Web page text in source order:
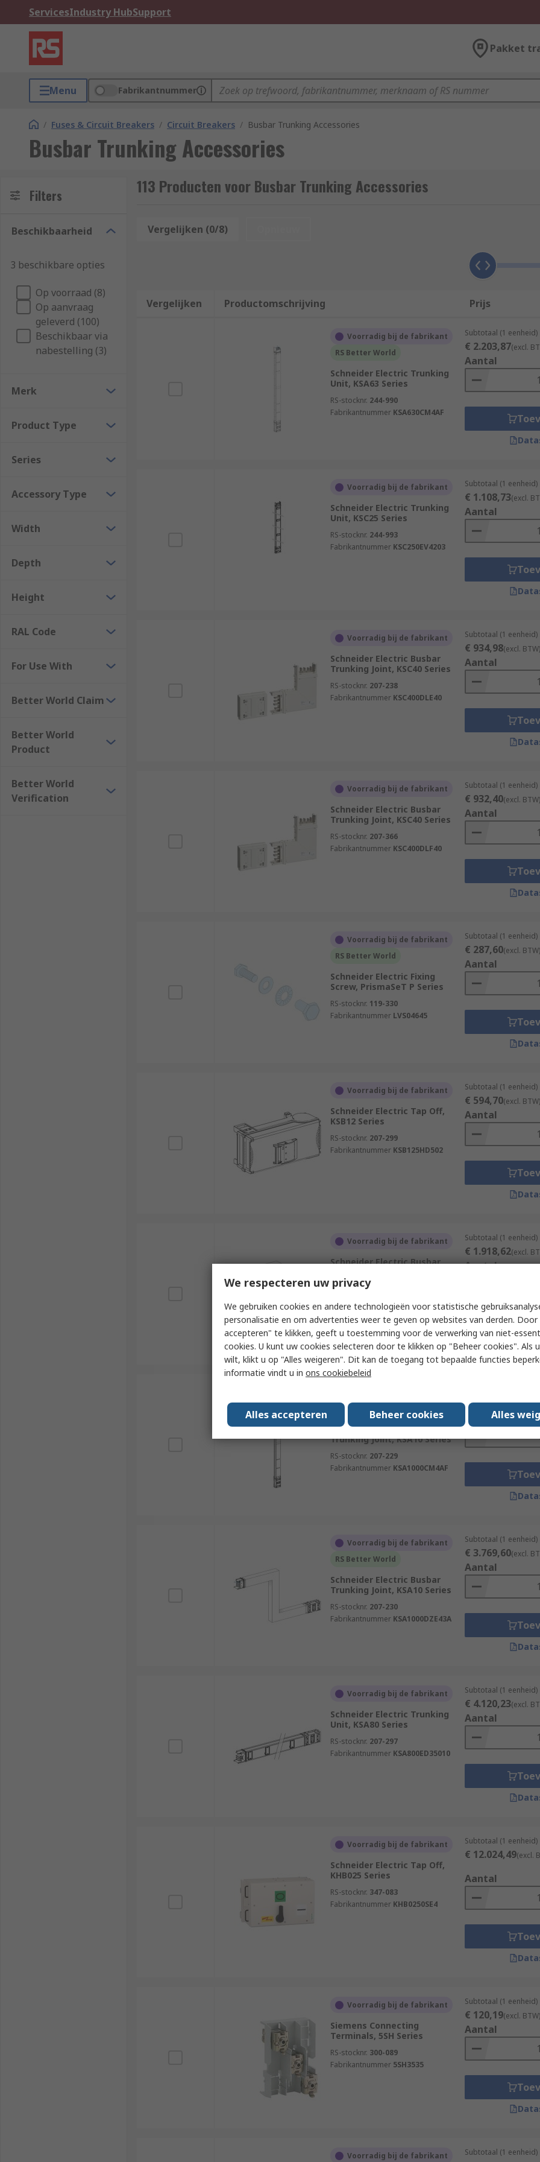
ServicesIndustry HubSupport
Pakket
Menu Fabrikantnummer
/ Fuses & Circuit Breakers / Circuit Breakers / Busbar Trunking Accessories
Busbar Trunking Accessories
Filters
Beschikbaarheid
3 beschikbare opties
Op voorraad (8)
Op aanvraag
geleverd (100)
Beschikbaar via
nabestelling (3)
Merk
Product Type
Series
Accessory Type
Width
Depth
Height
RAL Code
For Use With
Better World Claim
Better World
Product
Better World
Verification
113 Producten voor Busbar Trunking Accessories
Vergelijken (0/8)
Vergelijken Productomschrijving Prijs
Voorradig bij de fabrikant
RS Better World
Schneider Electric Trunking
Unit, KSA63 Series
RS-stocknr. 244-990
Fabrikantnummer KSA630CM4AF
Subtotaal (1 eenheid)
€ 2.203,87(excl.
Aantal
Voorradig bij de fabrikant
Schneider Electric Trunking
Unit, KSC25 Series
RS-stocknr. 244-993
Fabrikantnummer KSC250EV4203
Subtotaal (1 eenheid)
€ 1.108,73(excl.
Aantal
Voorradig bij de fabrikant
Schneider Electric Busbar
Trunking Joint, KSC40 Series
RS-stocknr. 207-238
Fabrikantnummer KSC400DLE40
Subtotaal (1 eenheid)
€ 934,98(excl. BTW)
Aantal
Voorradig bij de fabrikant
Schneider Electric Busbar
Trunking Joint, KSC40 Series
RS-stocknr. 207-366
Fabrikantnummer KSC400DLF40
Subtotaal (1 eenheid)
€ 932,40(excl. BTW)
Aantal
Voorradig bij de fabrikant
RS Better World
Schneider Electric Fixing
Screw, PrismaSeT P Series
RS-stocknr. 119-330
Fabrikantnummer LVS04645
Subtotaal (1 eenheid)
€ 287,60(excl. BTW)
Aantal
Voorradig bij de fabrikant
Schneider Electric Tap Off,
KSB12 Series
RS-stocknr. 207-299
Fabrikantnummer KSB125HD502
Subtotaal (1 eenheid)
€ 594,70(excl. BTW)
Aantal
Voorradig bij de fabrikant
Schneider Electric Busbar
RS-stocknr.207-301
Fabrikantnummer
KSC400DLC40
Subtotaal (1 eenheid)
€ 1.918,62(excl.
Aantal
RS Better World
Schneider Electric Busbar
Trunking Joint, KSA10 Series
RS-stocknr. 207-229
Fabrikantnummer KSA1000CM4AF
€ 3.054,25(excl.
Aantal
Voorradig bij de fabrikant
RS Better World
Schneider Electric Busbar
Trunking Joint, KSA10 Series
RS-stocknr. 207-230
Fabrikantnummer KSA1000DZE43A
Subtotaal (1 eenheid)
€ 3.769,60(excl.
Aantal
Voorradig bij de fabrikant
Schneider Electric Trunking
Unit, KSA80 Series
RS-stocknr. 207-297
Fabrikantnummer KSA800ED35010
Subtotaal (1 eenheid)
€ 4.120,23(excl.
Aantal
Voorradig bij de fabrikant
Schneider Electric Tap Off,
KHB025 Series
RS-stocknr. 347-083
Fabrikantnummer KHB0250SE4
Subtotaal (1 eenheid)
€ 12.024,49(excl.
Aantal
Voorradig bij de fabrikant
Siemens Connecting
Terminals, 5SH Series
RS-stocknr. 300-089
Fabrikantnummer 5SH3535
Subtotaal (1 eenheid)
€ 120,19(excl. BTW)
Aantal
Voorradig bij de fabrikant Subtotaal (1 eenheid)
We respecteren uw privacy
We gebruiken cookies en andere technologieën voor statistische
personalisatie en om advertenties weer te geven op websites van derden. Door
accepteren" te klikken, geeft u toestemming voor de verwerking van niet-
cookies. U kunt uw cookies selecteren door te klikken op "Beheer cookies". Als
wilt, klikt u op "Alles weigeren". Dit kan de toegang tot bepaalde functies
informatie vindt u in ons cookiebeleid
Alles accepteren Beheer cookies Alles